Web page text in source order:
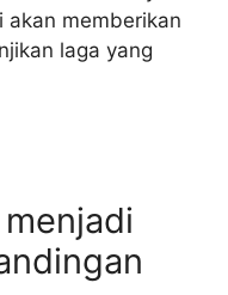
akan memberikan
laga yang